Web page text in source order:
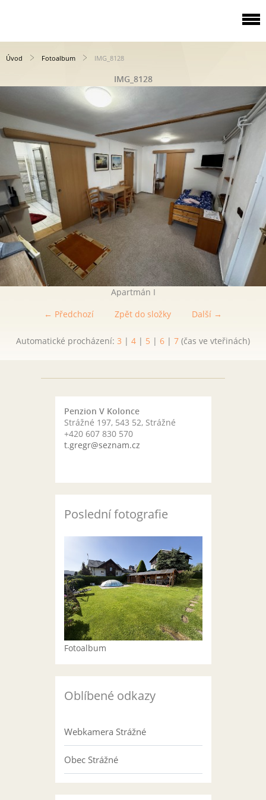
Úvod Fotoalbum IMG_8128
IMG_8128
Apartmán I
← Předchozí
Další →
Zpět do složky
Automatické procházení: 3 | 4 | 5 | 6 | 7 (čas ve vteřinách)
Penzion V Kolonce
Strážné 197, 543 52, Strážné
+420 607 830 570
t.gregr@seznam.cz
Poslední fotografie
Fotoalbum
Oblíbené odkazy
Webkamera Strážné
Obec Strážné